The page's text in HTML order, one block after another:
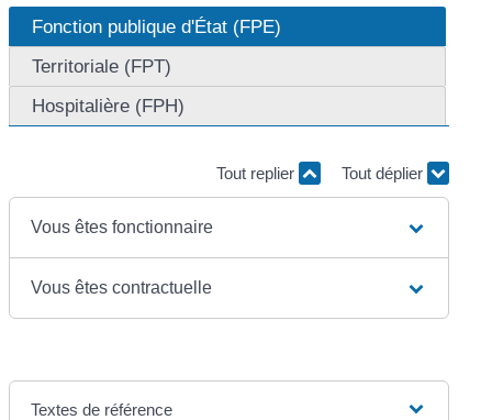
Fonction publique d'État (FPE)
Territoriale (FPT)
Hospitalière (FPH)
Tout replier Tout déplier
Vous êtes fonctionnaire
Vous êtes contractuelle
Textes de référence